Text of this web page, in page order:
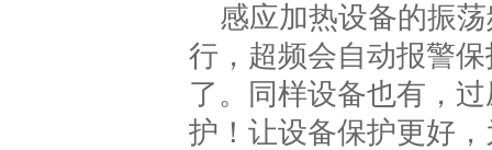
感应加热设备的振
行，超频会自动报警
了。同样设备也有，
护！让设备保护更好